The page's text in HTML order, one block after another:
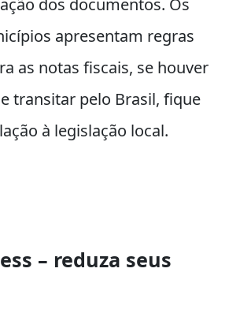
dos documentos. Os
apresentam regras
as notas fiscais, se houver
transitar pelo Brasil, fique
à legislação local.
– reduza seus